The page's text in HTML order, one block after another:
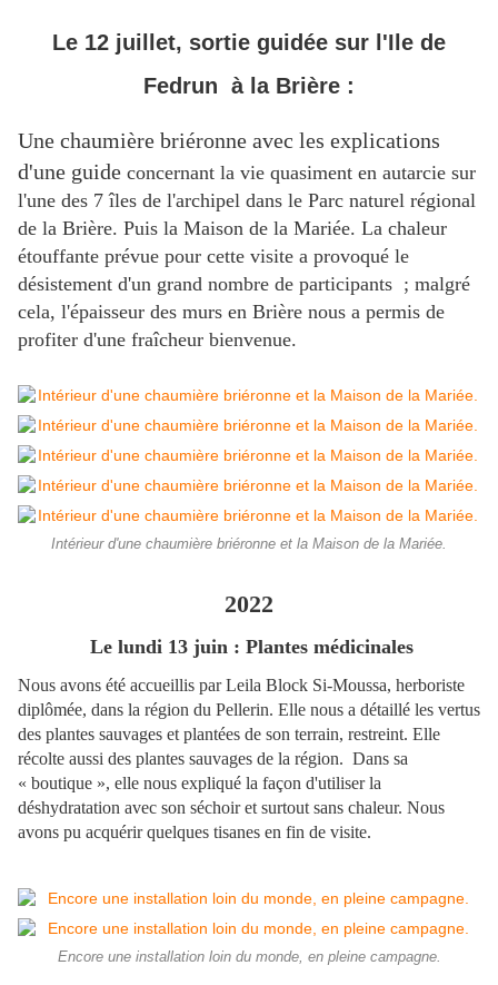
Le 12 juillet, sortie guidée sur l'Ile de
Fedrun à la Brière :
Une chaumière briéronne avec les explications
d'une guide concernant la vie quasiment en autarcie sur
l'une des 7 îles de l'archipel dans le Parc naturel régional
de la Brière. Puis la Maison de la Mariée. La chaleur
étouffante prévue pour cette visite a provoqué le
désistement d'un grand nombre de participants ; malgré
cela, l'épaisseur des murs en Brière nous a permis de
profiter d'une fraîcheur bienvenue.
Intérieur d'une chaumière briéronne et la Maison de la Mariée.
2022
Le lundi 13 juin : Plantes médicinales
Nous avons été accueillis par Leila Block Si-Moussa, herboriste
diplômée, dans la région du Pellerin. Elle nous a détaillé les vertus
des plantes sauvages et plantées de son terrain, restreint. Elle
récolte aussi des plantes sauvages de la région. Dans sa
« boutique », elle nous expliqué la façon d'utiliser la
déshydratation avec son séchoir et surtout sans chaleur. Nous
avons pu acquérir quelques tisanes en fin de visite.
Encore une installation loin du monde, en pleine campagne.